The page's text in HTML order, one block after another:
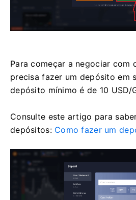
Para começar a negociar com
precisa fazer um depósito em
depósito mínimo é de 10 USD/
Consulte este artigo para
depósitos: Como fazer um